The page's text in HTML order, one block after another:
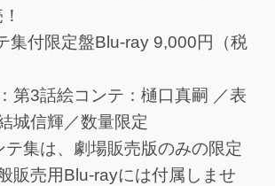
集付限定盤Blu-ray 9,000円（税
第3話絵コンテ：樋口真嗣 ／表
城信輝／数量限定
集は、劇場販売版のみの限定
販売用Blu-rayには付属しませ